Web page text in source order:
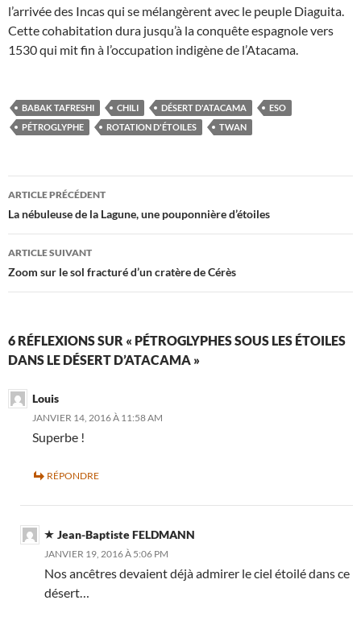
l’arrivée des Incas qui se mélangèrent avec le peuple Diaguita.
Cette cohabitation dura jusqu’à la conquête espagnole vers
1530 qui mit fin à l’occupation indigène de l’Atacama.
BABAK TAFRESHI CHILI DÉSERT D'ATACAMA
ESO
PÉTROGLYPHE
ROTATION D'ÉTOILES TWAN
Navigation
des
articles
ARTICLE PRÉCÉDENT
La nébuleuse de la Lagune, une pouponnière d’étoiles
ARTICLE SUIVANT
Zoom sur le sol fracturé d’un cratère de Cérès
6 RÉFLEXIONS SUR « PÉTROGLYPHES SOUS LES ÉTOILES
DANS LE DÉSERT D’ATACAMA »
Louis
JANVIER 14, 2016 À 11:58 AM
Superbe !
RÉPONDRE
Jean-Baptiste FELDMANN
JANVIER 19, 2016 À 5:06 PM
Nos ancêtres devaient déjà admirer le ciel étoilé dans ce
désert…